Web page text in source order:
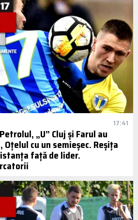
17:41
„U” Cluj și Farul au
cu un semieșec. Reșița
față de lider.